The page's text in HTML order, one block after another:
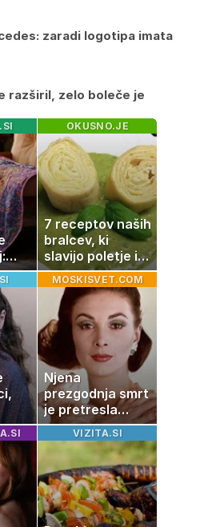
zaradi logotipa imata
razširil, zelo boleče je
OKUSNO.JE
7 receptov naših
bralcev, ki
slavijo poletje in
tradicijo
MOSKISVET.COM
Njena
prezgodnja smrt
je pretresla
modni svet: za
slavo se je
skrivala
tragedija
VIZITA.SI